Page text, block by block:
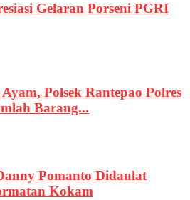
Gelaran Porseni PGRI
Polsek Rantepao Polres
Barang...
Pomanto Didaulat
Kokam